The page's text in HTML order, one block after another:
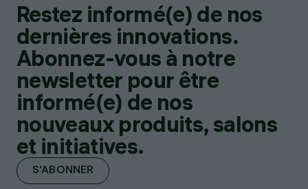
Restez informé(e) de nos
dernières innovations.
Abonnez-vous à notre
newsletter pour être
informé(e) de nos
nouveaux produits, salons
et initiatives.
S'ABONNER